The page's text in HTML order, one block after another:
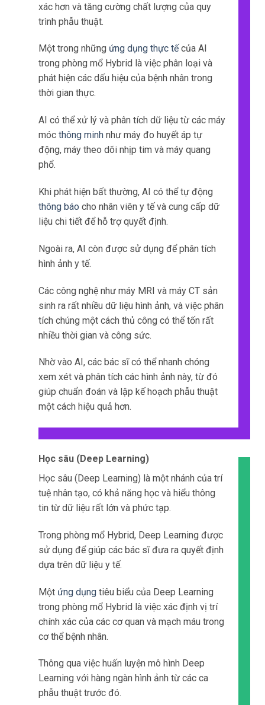
xác hơn và tăng cường chất lượng của quy
trình phẫu thuật.
Một trong những ứng dụng thực tếcủa AI
trong phòng mổ Hybrid là việc phân loại và
phát hiện các dấu hiệu của bệnh nhân trong
thời gian thực.
AI có thể xử lý và phân tích dữ liệu từ các máy
móc thông minh như máy đo huyết áp tự
động, máy theo dõi nhịp tim và máy quang
phổ.
Khi phát hiện bất thường, AI có thể tự động
thông báo cho nhân viên y tế và cung cấp dữ
liệu chi tiết để hỗ trợ quyết định.
Ngoài ra, AI còn được sử dụng để phân tích
hình ảnh y tế.
Các công nghệ như máy MRI và máy CT sản
sinh ra rất nhiều dữ liệu hình ảnh, và việc phân
tích chúng một cách thủ công có thể tốn rất
nhiều thời gian và công sức.
Nhờ vào AI, các bác sĩ có thể nhanh chóng
xem xét và phân tích các hình ảnh này, từ đó
giúp chuẩn đoán và lập kế hoạch phẫu thuật
một cách hiệu quả hơn.
Học sâu (Deep Learning)
Học sâu (Deep Learning) là một nhánh của trí
tuệ nhân tạo, có khả năng học và hiểu thông
tin từ dữ liệu rất lớn và phức tạp.
Trong phòng mổ Hybrid, Deep Learning được
sử dụng để giúp các bác sĩ đưa ra quyết định
dựa trên dữ liệu y tế.
Một ứng dụng tiêu biểu của Deep Learning
trong phòng mổ Hybrid là việc xác định vị trí
chính xác của các cơ quan và mạch máu trong
cơ thể bệnh nhân.
Thông qua việc huấn luyện mô hình Deep
Learning với hàng ngàn hình ảnh từ các ca
phẫu thuật trước đó.